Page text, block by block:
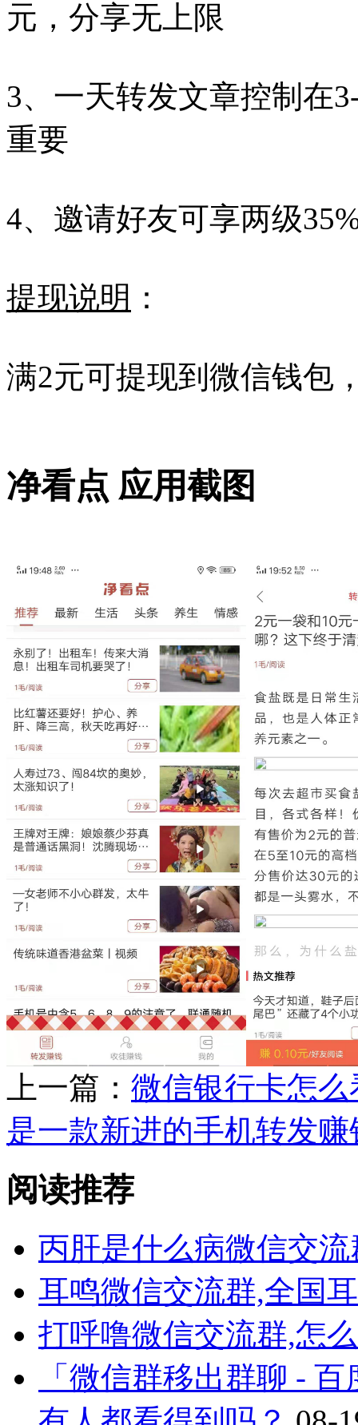
元，分享无上限
3、一天转发文章控制在
重要
4、邀请好友可享两级
提现说明 ：
满2元可提现到微信钱包
净看点 应用截图
上一篇： 微信银行卡怎
是一款新进的手机转发赚
阅读推荐
丙肝是什么病微信交
耳鸣微信交流群,全国
打呼噜微信交流群,怎
「微信群移出群聊 -